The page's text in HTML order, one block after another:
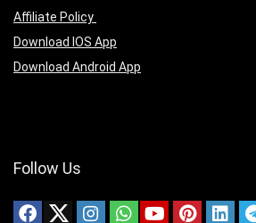
Affiliate Policy
Download IOS App
Download Android App
Follow Us